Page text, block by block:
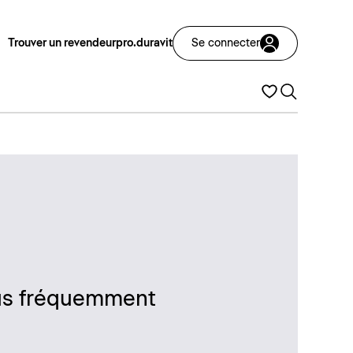
Trouver un revendeurpro.duravit Se connecter
fréquemment